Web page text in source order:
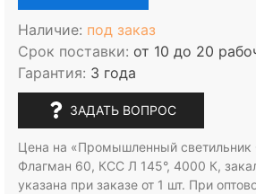
Наличие: под заказ
Срок поставки: от 10 до 20
Гарантия: 3 года
ЗАДАТЬ ВОПРОС
Цена на «Промышленный
Флагман 60, КСС Л 145°, 4000 К,
указана при заказе от 1 шт. При